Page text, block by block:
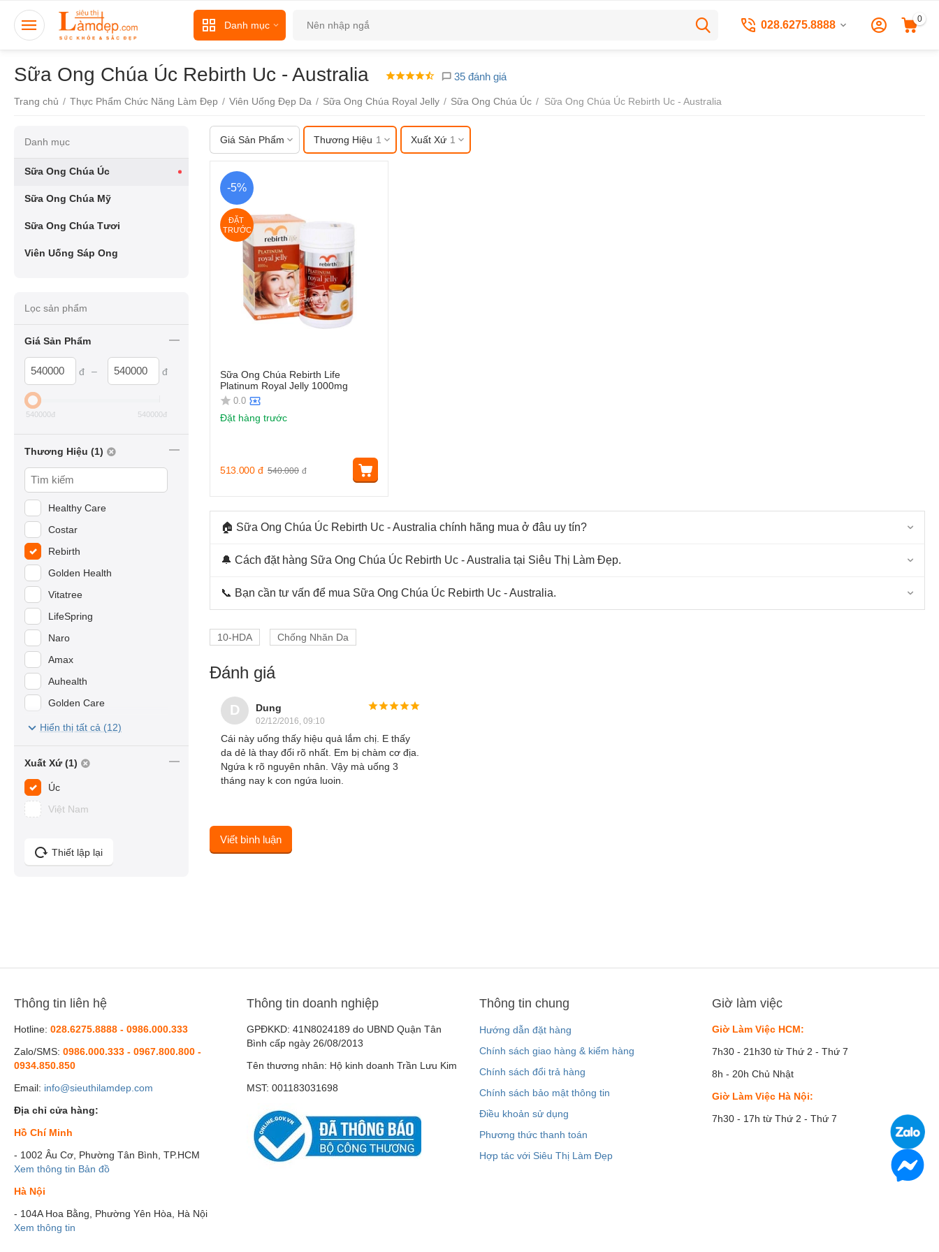
Danh mục 028.6275.8888 0
Sữa Ong Chúa Úc Rebirth Uc - Australia 35 đánh giá
Trang chủ / Thực Phẩm Chức Năng Làm Đẹp / Viên Uống Đẹp Da / Sữa Ong Chúa Royal Jelly / Sữa Ong Chúa Úc / Sữa Ong Chúa Úc Rebirth Uc - Australia
Giá Sản Phẩm Thương Hiệu 1 Xuất Xứ 1
🏠 Sữa Ong Chúa Úc Rebirth Uc - Australia chính hãng mua ở đâu uy tín?
🔔 Cách đặt hàng Sữa Ong Chúa Úc Rebirth Uc - Australia tại Siêu Thị Làm Đẹp.
📞 Bạn cần tư vấn để mua Sữa Ong Chúa Úc Rebirth Uc - Australia.
-5%
ĐẶT
TRƯỚC
Sữa Ong Chúa Rebirth Life
Platinum Royal Jelly 1000mg
0.0
Đặt hàng trước
540.000 đ
513.000 đ
10-HDA Chống Nhăn Da
Đánh giá
D Dung
02/12/2016, 09:10
Cái này uống thấy hiệu quả lắm chị. E thấy
da dẻ là thay đổi rõ nhất. Em bị chàm cơ địa.
Ngứa k rõ nguyên nhân. Vậy mà uống 3
tháng nay k con ngứa luoin.
Viết bình luận
Danh mục
Sữa Ong Chúa Úc
Sữa Ong Chúa Mỹ
Sữa Ong Chúa Tươi
Viên Uống Sáp Ong
Lọc sản phẩm
Giá Sản Phẩm
đ – đ
540000đ 540000đ
Thương Hiệu (1)
Healthy Care
Costar
Rebirth
Golden Health
Vitatree
LifeSpring
Naro
Amax
Auhealth
Golden Care
Boomerang
Hiển thị tất cả (12)
Xuất Xứ (1)
Úc
Việt Nam
Thiết lập lại
Thông tin liên hệ
Hotline: 028.6275.8888 - 0986.000.333
Zalo/SMS: 0986.000.333 - 0967.800.800 -
0934.850.850
Email: info@sieuthilamdep.com
Địa chỉ cửa hàng:
Hồ Chí Minh
- 1002 Âu Cơ, Phường Tân Bình, TP.HCM
Xem thông tin Bản đồ
Hà Nội
- 104A Hoa Bằng, Phường Yên Hòa, Hà Nội
Xem thông tin
Thông tin doanh nghiệp
GPĐKKD: 41N8024189 do UBND Quận Tân
Bình cấp ngày 26/08/2013
Tên thương nhân: Hộ kinh doanh Trần Lưu Kim
MST: 001183031698
Thông tin chung
Hướng dẫn đặt hàng
Chính sách giao hàng & kiểm hàng
Chính sách đổi trả hàng
Chính sách bảo mật thông tin
Điều khoản sử dụng
Phương thức thanh toán
Hợp tác với Siêu Thị Làm Đẹp
Giờ làm việc
Giờ Làm Việc HCM:
7h30 - 21h30 từ Thứ 2 - Thứ 7
8h - 20h Chủ Nhật
Giờ Làm Việc Hà Nội:
7h30 - 17h từ Thứ 2 - Thứ 7